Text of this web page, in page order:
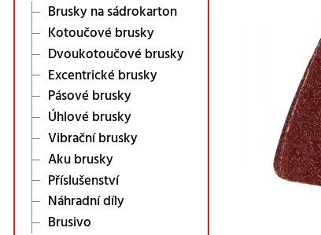
Brusky na sádrokarton
Kotoučové brusky
Dvoukotoučové brusky
Excentrické brusky
Pásové brusky
Úhlové brusky
Vibrační brusky
Aku brusky
Příslušenství
Náhradní díly
Brusivo